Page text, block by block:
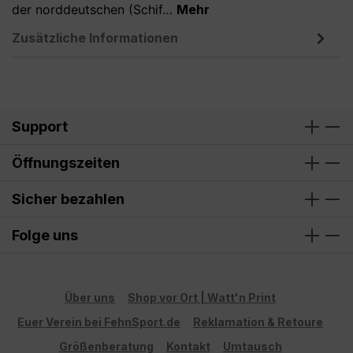
der norddeutschen (Schif… Mehr
Zusätzliche Informationen
Support
Öffnungszeiten
Sicher bezahlen
Folge uns
Über uns
Shop vor Ort | Watt'n Print
Euer Verein bei FehnSport.de
Reklamation & Retoure
Größenberatung
Kontakt Umtausch